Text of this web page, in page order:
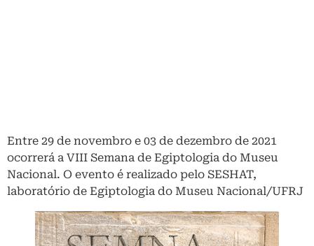
Entre 29 de novembro e 03 de dezembro de 2021
ocorrerá a VIII Semana de Egiptologia do Museu
Nacional. O evento é realizado pelo SESHAT,
laboratório de Egiptologia do Museu Nacional/UFRJ